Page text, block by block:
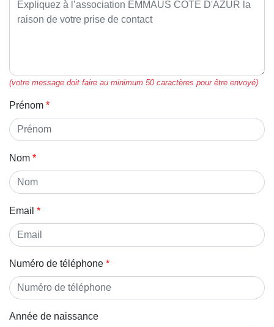
(votre message doit faire au minimum 50 caractères pour être envoyé)
Prénom
Nom
Email
Numéro de téléphone
Année de naissance